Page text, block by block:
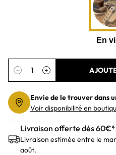
Quantité
− +
Envie de le trouver dans
Voir disponibilité en
Livraison offerte dès 60€*
Livraison estimée entre le
août.